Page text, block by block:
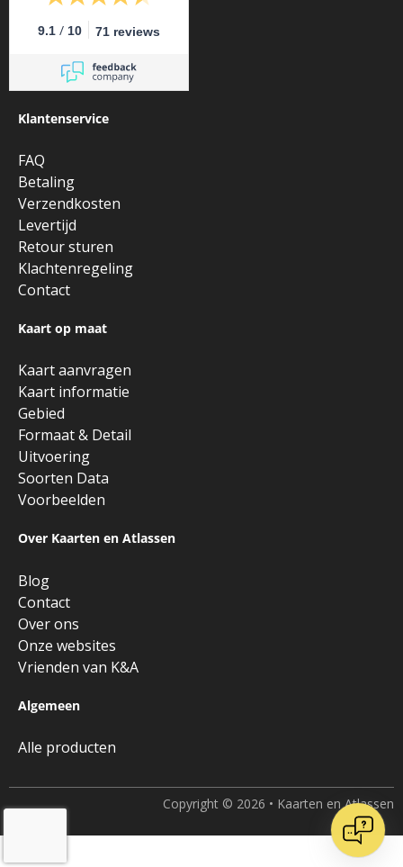
9.1 / 10 71 reviews
Klantenservice
FAQ
Betaling
Verzendkosten
Levertijd
Retour sturen
Klachtenregeling
Contact
Kaart op maat
Kaart aanvragen
Kaart informatie
Gebied
Formaat & Detail
Uitvoering
Soorten Data
Voorbeelden
Over Kaarten en Atlassen
Blog
Contact
Over ons
Onze websites
Vrienden van K&A
Algemeen
Alle producten
Copyright © 2026 • Kaarten en Atlassen